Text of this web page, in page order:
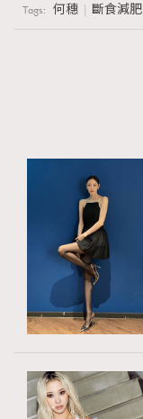
Tags: 何穗 斷食減肥